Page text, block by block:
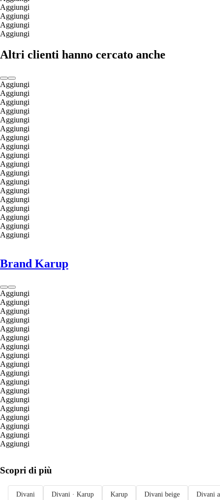
Aggiungi
Aggiungi
Aggiungi
Aggiungi
Altri clienti hanno cercato anche
Aggiungi
Aggiungi
Aggiungi
Aggiungi
Aggiungi
Aggiungi
Aggiungi
Aggiungi
Aggiungi
Aggiungi
Aggiungi
Aggiungi
Aggiungi
Aggiungi
Aggiungi
Aggiungi
Aggiungi
Aggiungi
Brand Karup
Aggiungi
Aggiungi
Aggiungi
Aggiungi
Aggiungi
Aggiungi
Aggiungi
Aggiungi
Aggiungi
Aggiungi
Aggiungi
Aggiungi
Aggiungi
Aggiungi
Aggiungi
Aggiungi
Aggiungi
Aggiungi
Scopri di più
Divani Divani · Karup Karup Divani beige Divani